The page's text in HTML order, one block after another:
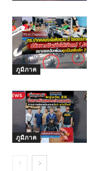
ภูมิภาค
ภูมิภาค